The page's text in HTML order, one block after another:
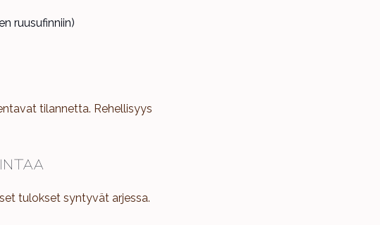
ruusufinniin)
tilannetta. Rehellisyys
tulokset syntyvät arjessa.